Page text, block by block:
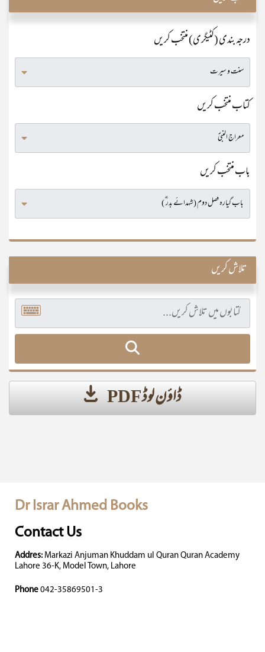
درجہ بندی (کٹیگری) منتخب کریں
کتاب منتخب کریں
باب منتخب کریں
تلاش کریں
ڈاؤن لوڈ PDF
Dr Israr Ahmed Books
Contact Us
Addres: Markazi Anjuman Khuddam ul Quran Quran Academy
Lahore 36-K, Model Town, Lahore
Phone 042-35869501-3